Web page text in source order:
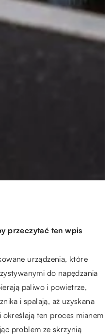
przeczytać ten wpis
urządzenia, które
do napędzania
paliwo i powietrze,
i spalają, aż uzyskana
określają ten proces mianem
problem ze skrzynią